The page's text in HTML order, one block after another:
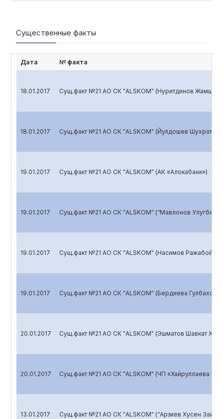
Существенные факты
Дата № факта
18.01.2017 Сущ.факт №21 АО СК "ALSKOM" (Нуритдинов Жамшид
18.01.2017 Сущ.факт №21 АО СК "ALSKOM" (Йулдошев Шухратжон
19.01.2017 Сущ.факт №21 АО СК "ALSKOM" (АК «Алокабанк»)
19.01.2017 Сущ.факт №21 АО СК "ALSKOM" (“Мавлонов Улугбек
19.01.2017 Сущ.факт №21 АО СК "ALSKOM" (Насимов Ражабой
19.01.2017 Сущ.факт №21 АО СК "ALSKOM" (Бердиева Гулбахор
20.01.2017 Сущ.факт №21 АО СК "ALSKOM" (Эшматов Шавкат
20.01.2017 Сущ.факт №21 АО СК "ALSKOM" (ЧП «Хайруллаева
13.01.2017 Сущ.факт №21 АО СК "ALSKOM" (“Арзиев Хусен